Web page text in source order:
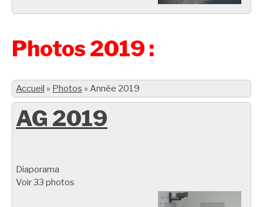
Photos 2019 :
Accueil » Photos » Année 2019
AG 2019
Diaporama
Voir 33 photos